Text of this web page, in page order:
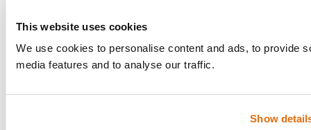
This website uses cookies
We use cookies to personalise content and ads, to provide
media features and to analyse our traffic.
Show
cybersecurity niet slechtst een reactieve maatregel
is, maar een proactieve houding. Zero Trust is niet
alleen een concept gedreven door technologie; het